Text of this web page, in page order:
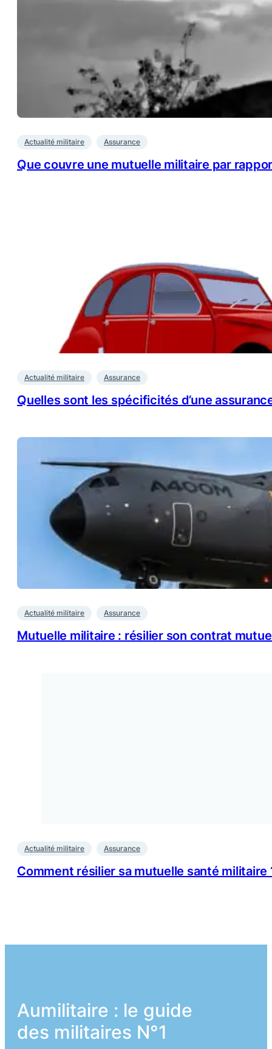
Actualité militaire Assurance
Que couvre une mutuelle militaire par
Actualité militaire Assurance
Quelles sont les spécificités d’une
Actualité militaire Assurance
Mutuelle militaire : résilier son contrat
Actualité militaire Assurance
Comment résilier sa mutuelle santé militaire
Aumilitaire : le guide
des militaires N°1